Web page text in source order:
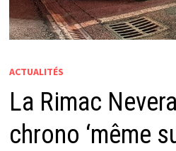
ACTUALITÉS
La Rimac
chrono ‘même